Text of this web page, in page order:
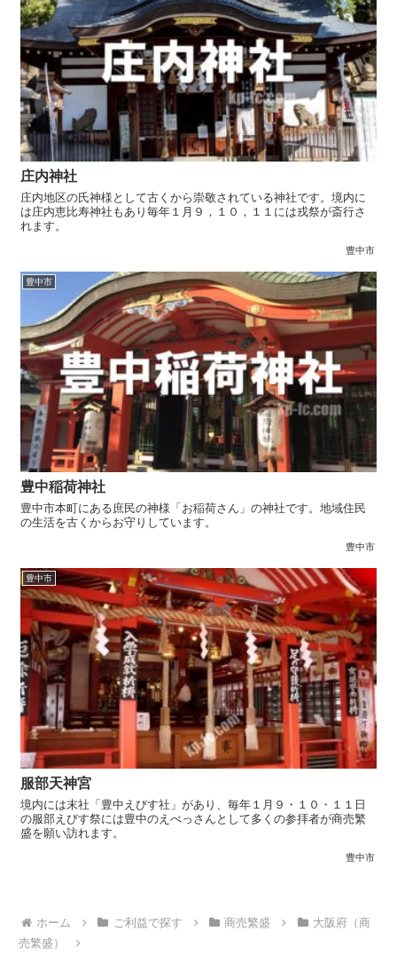
庄内神社
庄内地区の氏神様として古くから崇敬されている神社です。境内に
は庄内恵比寿神社もあり毎年１月９，１０，１１には戎祭が斎行さ
れます。
豊中市
豊中市
豊中稲荷神社
豊中市本町にある庶民の神様「お稲荷さん」の神社です。地域住民
の生活を古くからお守りしています。
豊中市
豊中市
服部天神宮
境内には末社「豊中えびす社」があり、毎年１月９・１０・１１日
の服部えびす祭には豊中のえべっさんとして多くの参拝者が商売繁
盛を願い訪れます。
豊中市
ホーム ご利益で探す 商売繁盛
大阪府（商
売繁盛）